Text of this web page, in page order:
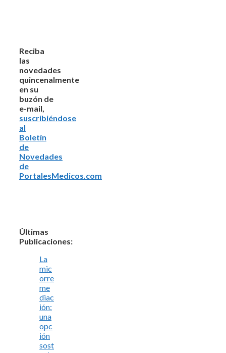
Reciba
las
novedades
quincenalmente
en su
buzón de
e-mail,
suscribiéndose
al
Boletín
de
Novedades
de
PortalesMedicos.com
Últimas
Publicaciones:
La
mic
orre
me
diac
ión:
una
opc
ión
sost